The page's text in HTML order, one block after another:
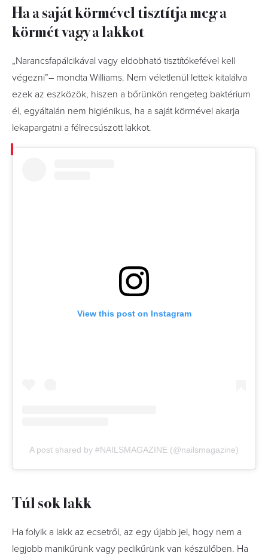
Ha a saját körmével tisztítja meg a
körmét vagy a lakkot
„Narancsfapálcikával vagy eldobható tisztítókefével kell
végezni”– mondta Williams. Nem véletlenül lettek kitalálva
ezek az eszközök, hiszen a bőrünkön rengeteg baktérium
él, egyáltalán nem higiénikus, ha a saját körmével akarja
lekapargatni a félrecsúszott lakkot.
View this post on Instagram
A post shared by #NAILSMAGAZINE (@nailsmagazine)
Túl sok lakk
Ha folyik a lakk az ecsetről, az egy újabb jel, hogy nem a
legjobb manikűrünk vagy pedikűrünk van készülőben. Ha